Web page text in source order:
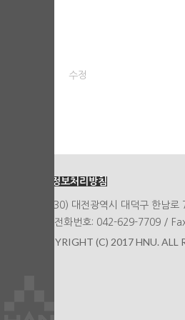
수정
개인정보처리방침
(34430) 대전광역시 대덕구 한남
대표 전화번호: 042-629-7709 /
COPYRIGHT (C) 2017 HNU. ALL